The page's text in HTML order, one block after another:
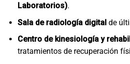
Laboratorios).
Sala de radiología digitalde
Centro de kinesiología y
tratamientos de recuperación